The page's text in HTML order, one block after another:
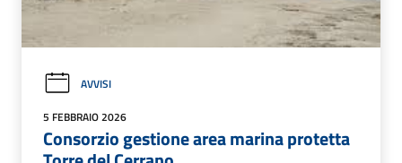
AVVISI
5 FEBBRAIO 2026
Consorzio gestione area marina protetta